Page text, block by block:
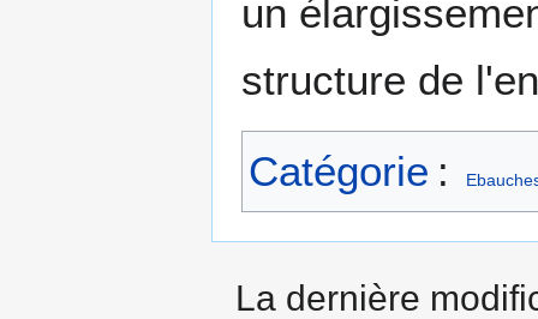
un
structure de
Catégorie :
La dernière